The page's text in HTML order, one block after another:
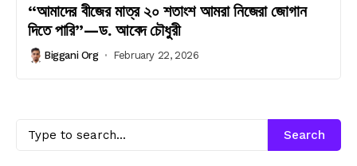
“আমাদের বীজের মাত্র ২০ শতাংশ আমরা নিজেরা জোগান
দিতে পারি”—ড. আবেদ চৌধুরী
Biggani Org February 22, 2026
Search